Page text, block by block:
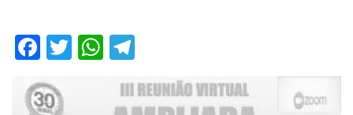
Facebook
TwitterWhatsApp